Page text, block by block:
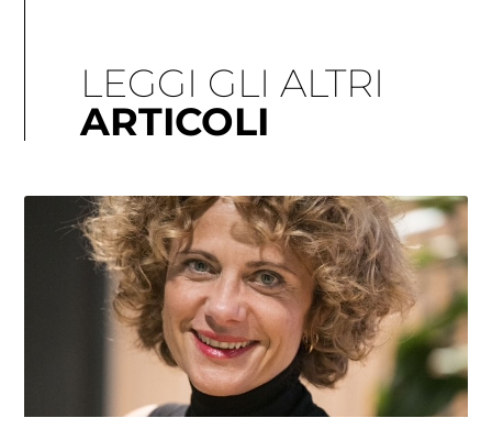
LEGGI GLI ALTRI
ARTICOLI
Pagina
Pagina
Pagina
PaginaPagina